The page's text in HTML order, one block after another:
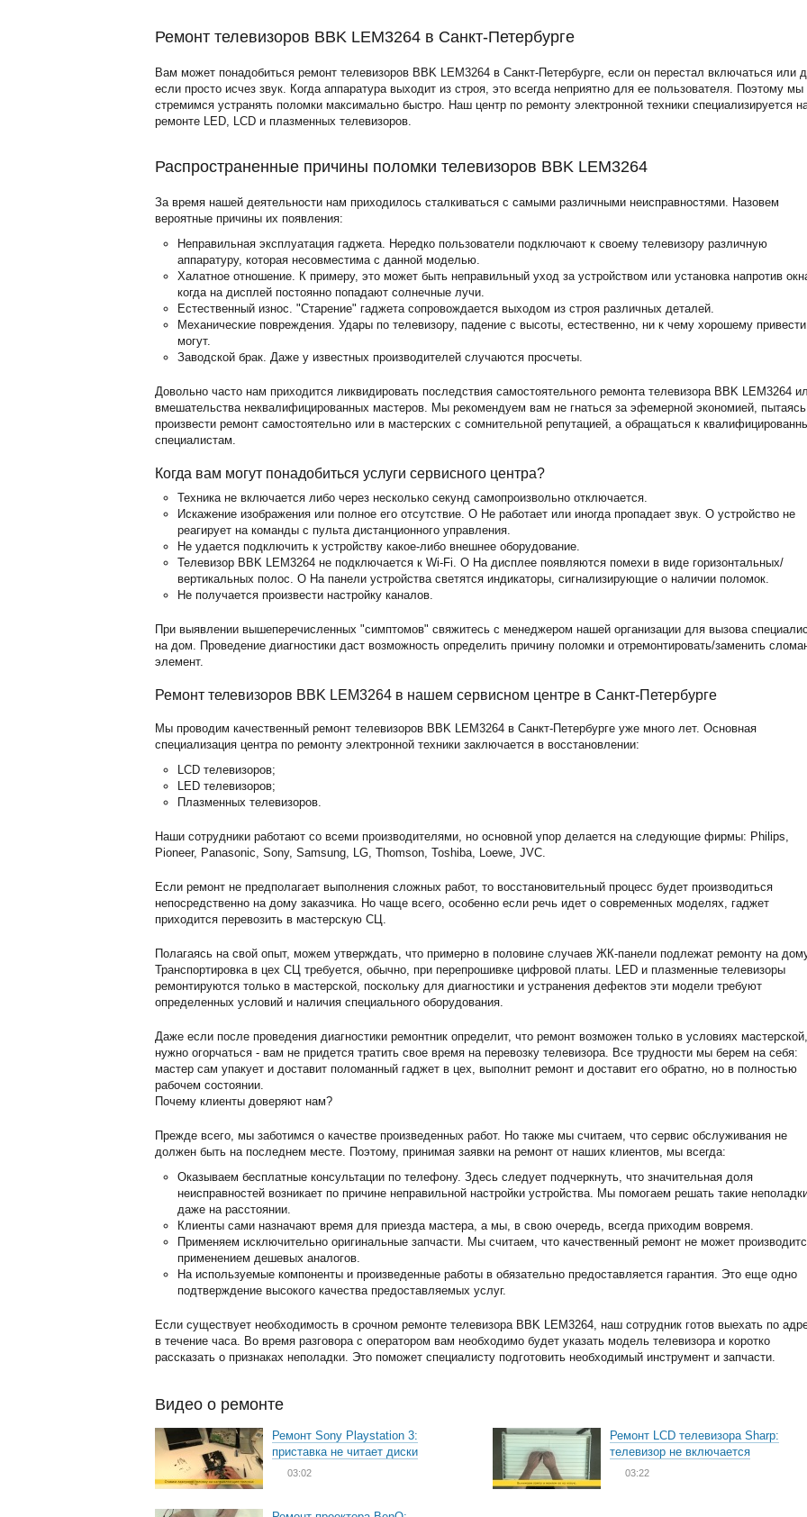
Ремонт телевизоров BBK LEM3264 в Санкт-Петербурге
Вам может понадобиться ремонт телевизоров BBK LEM3264 в Санкт-Петербурге, если он перестал включаться или
если просто исчез звук. Когда аппаратура выходит из строя, это всегда неприятно для ее пользователя. Поэтому мы
стремимся устранять поломки максимально быстро. Наш центр по ремонту электронной техники специализируется
ремонте LED, LCD и плазменных телевизоров.
Распространенные причины поломки телевизоров BBK LEM3264
За время нашей деятельности нам приходилось сталкиваться с самыми различными неисправностями. Назовем
вероятные причины их появления:
Неправильная эксплуатация гаджета. Нередко пользователи подключают к своему телевизору различную
аппаратуру, которая несовместима с данной моделью.
Халатное отношение. К примеру, это может быть неправильный уход за устройством или установка напротив
когда на дисплей постоянно попадают солнечные лучи.
Естественный износ. "Старение" гаджета сопровождается выходом из строя различных деталей.
Механические повреждения. Удары по телевизору, падение с высоты, естественно, ни к чему хорошему
могут.
Заводской брак. Даже у известных производителей случаются просчеты.
Довольно часто нам приходится ликвидировать последствия самостоятельного ремонта телевизора BBK LEM3264
вмешательства неквалифицированных мастеров. Мы рекомендуем вам не гнаться за эфемерной экономией, пытаясь
произвести ремонт самостоятельно или в мастерских с сомнительной репутацией, а обращаться к
специалистам.
Когда вам могут понадобиться услуги сервисного центра?
Техника не включается либо через несколько секунд самопроизвольно отключается.
Искажение изображения или полное его отсутствие. O Не работает или иногда пропадает звук. O устройство не
реагирует на команды с пульта дистанционного управления.
Не удается подключить к устройству какое-либо внешнее оборудование.
Телевизор BBK LEM3264 не подключается к Wi-Fi. O На дисплее появляются помехи в виде горизонтальных/
вертикальных полос. O На панели устройства светятся индикаторы, сигнализирующие о наличии поломок.
Не получается произвести настройку каналов.
При выявлении вышеперечисленных "симптомов" свяжитесь с менеджером нашей организации для вызова
на дом. Проведение диагностики даст возможность определить причину поломки и отремонтировать/заменить
элемент.
Ремонт телевизоров BBK LEM3264 в нашем сервисном центре в Санкт-Петербурге
Мы проводим качественный ремонт телевизоров BBK LEM3264 в Санкт-Петербурге уже много лет. Основная
специализация центра по ремонту электронной техники заключается в восстановлении:
LCD телевизоров;
LED телевизоров;
Плазменных телевизоров.
Наши сотрудники работают со всеми производителями, но основной упор делается на следующие фирмы: Philips,
Pioneer, Panasonic, Sony, Samsung, LG, Thomson, Toshiba, Loewe, JVC.
Если ремонт не предполагает выполнения сложных работ, то восстановительный процесс будет производиться
непосредственно на дому заказчика. Но чаще всего, особенно если речь идет о современных моделях, гаджет
приходится перевозить в мастерскую СЦ.
Полагаясь на свой опыт, можем утверждать, что примерно в половине случаев ЖК-панели подлежат ремонту на
Транспортировка в цех СЦ требуется, обычно, при перепрошивке цифровой платы. LED и плазменные телевизоры
ремонтируются только в мастерской, поскольку для диагностики и устранения дефектов эти модели требуют
определенных условий и наличия специального оборудования.
Даже если после проведения диагностики ремонтник определит, что ремонт возможен только в условиях
нужно огорчаться - вам не придется тратить свое время на перевозку телевизора. Все трудности мы берем на себя:
мастер сам упакует и доставит поломанный гаджет в цех, выполнит ремонт и доставит его обратно, но в полностью
рабочем состоянии.
Почему клиенты доверяют нам?
Прежде всего, мы заботимся о качестве произведенных работ. Но также мы считаем, что сервис обслуживания не
должен быть на последнем месте. Поэтому, принимая заявки на ремонт от наших клиентов, мы всегда:
Оказываем бесплатные консультации по телефону. Здесь следует подчеркнуть, что значительная доля
неисправностей возникает по причине неправильной настройки устройства. Мы помогаем решать такие
даже на расстоянии.
Клиенты сами назначают время для приезда мастера, а мы, в свою очередь, всегда приходим вовремя.
Применяем исключительно оригинальные запчасти. Мы считаем, что качественный ремонт не может
применением дешевых аналогов.
На используемые компоненты и произведенные работы в обязательно предоставляется гарантия. Это еще одно
подтверждение высокого качества предоставляемых услуг.
Если существует необходимость в срочном ремонте телевизора BBK LEM3264, наш сотрудник готов выехать по
в течение часа. Во время разговора с оператором вам необходимо будет указать модель телевизора и коротко
рассказать о признаках неполадки. Это поможет специалисту подготовить необходимый инструмент и запчасти.
Видео о ремонте
Ремонт Sony Playstation 3:
приставка не читает диски
03:02
Ремонт LCD телевизора Sharp:
телевизор не включается
03:22